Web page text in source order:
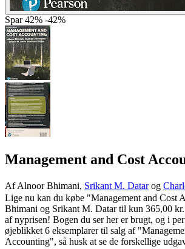
Spar 42% -42%
Management and Cost
AfAlnoor Bhimani, Srikant M. Datarog
Lige nu kan du købe "Management and Cost
Bhimani og Srikant M. Datar til kun 365,00
af nyprisen! Bogen du ser her er brugt, og i
øjeblikket 6 eksemplarer til salg af
Accounting", så husk at se de forskellige